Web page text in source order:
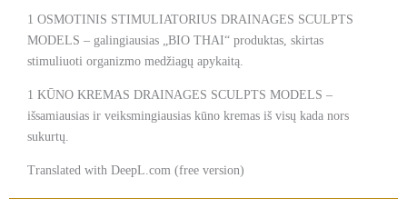
1 OSMOTINIS STIMULIATORIUS DRAINAGES SCULPTS
MODELS – galingiausias „BIO THAI“ produktas, skirtas
stimuliuoti organizmo medžiagų apykaitą.
1 KŪNO KREMAS DRAINAGES SCULPTS MODELS –
išsamiausias ir veiksmingiausias kūno kremas iš visų kada nors
sukurtų.
Translated with DeepL.com (free version)